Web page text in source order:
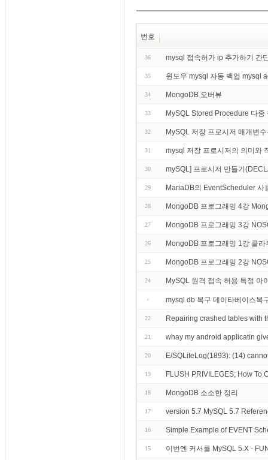
번호
36 mysql 접속허가 ip 추가하기 간
35 윈도우 mysql 자동 백업 mysql
34 MongoDB 오버뷰
33 MySQL Stored Procedure 다중
32 MySQL 저장 프로시저 매개변
31 mysql 저장 프로시저의 의미와
30 mySQL] 프로시저 만들기
29 MariaDB의 EventScheduler 사
28 MongoDB 프로그래밍 4강
27 MongoDB 프로그래밍 3강
26 MongoDB 프로그래밍 1강 클
25 MongoDB 프로그래밍 2강
24 MySQL 원격 접속 허용 특정 아
mysql db 복구 데이타베이스복
22 Repairing crashed tables with
21 whay my android applicatin
20 E/SQLiteLog(1893): (14)
19 FLUSH PRIVILEGES; How To
18 MongoDB 소소한 정리
17 version 5.7 MySQL 5.7
16 Simple Example of EVENT
15 이번엔 커서를 MySQL 5.X -